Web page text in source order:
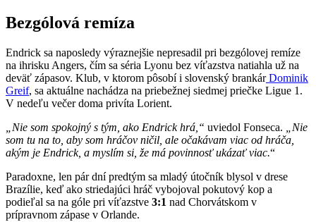
Bezgólová remíza
Endrick sa naposledy výraznejšie nepresadil pri bezgólovej remíze
na ihrisku Angers, čím sa séria Lyonu bez víťazstva natiahla už na
deväť zápasov. Klub, v ktorom pôsobí i slovenský brankárDominik
Greif, sa aktuálne nachádza na priebežnej siedmej priečke Ligue 1.
V nedeľu večer doma privíta Lorient.
„Nie som spokojný s tým, ako Endrick hrá,“ uviedol Fonseca.
„Nie
som tu na to, aby som hráčov ničil, ale očakávam viac od hráča,
akým je Endrick, a myslím si, že má povinnosť ukázať viac.“
Paradoxne, len pár dní predtým sa mladý útočník blysol v drese
Brazílie, keď ako striedajúci hráč vybojoval pokutový kop a
podieľal sa na góle pri víťazstve 3:1 nad Chorvátskom v
prípravnom zápase v Orlande.